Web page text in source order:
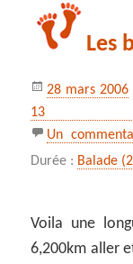
Les
Publié
le
28 mars 2006
13
Un
Durée : Balade
Voila une
6,200km aller